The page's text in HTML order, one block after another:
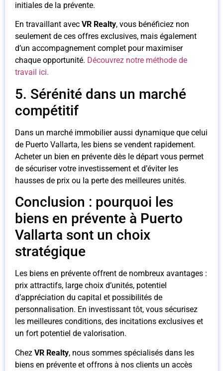
initiales de la prévente.
En travaillant avec VR Realty, vous bénéficiez non
seulement de ces offres exclusives, mais également
d’un accompagnement complet pour maximiser
chaque opportunité. Découvrez notre méthode de
travail ici.
5. Sérénité dans un marché
compétitif
Dans un marché immobilier aussi dynamique que celui
de Puerto Vallarta, les biens se vendent rapidement.
Acheter un bien en prévente dès le départ vous permet
de sécuriser votre investissement et d’éviter les
hausses de prix ou la perte des meilleures unités.
Conclusion : pourquoi les
biens en prévente à Puerto
Vallarta sont un choix
stratégique
Les biens en prévente offrent de nombreux avantages :
prix attractifs, large choix d’unités, potentiel
d’appréciation du capital et possibilités de
personnalisation. En investissant tôt, vous sécurisez
les meilleures conditions, des incitations exclusives et
un fort potentiel de valorisation.
Chez VR Realty, nous sommes spécialisés dans les
biens en prévente et offrons à nos clients un accès